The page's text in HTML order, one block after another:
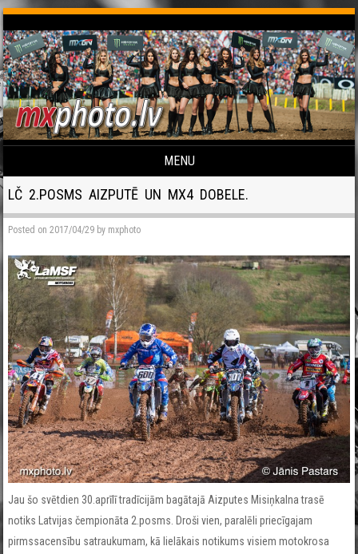
MENU
Skip to content
LČ 2.POSMS AIZPUTĒ UN MX4 DOBELE.
Posted on2017/04/29 by mxphoto
Jau šo svētdien 30.aprīlī tradīcijām bagātajā Aizputes Misiņkalna trasē
notiks Latvijas čempionāta 2.posms. Droši vien, paralēli priecīgajam
pirmssacensību satraukumam, kā lielākais notikums visiem motokrosa